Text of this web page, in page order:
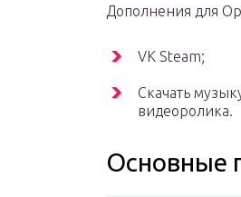
Дополнения для
VK Steam;
Скачать
видеоролика.
Основные